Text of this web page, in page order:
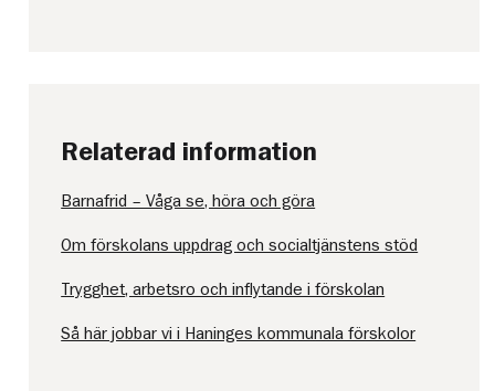
Relaterad information
Barnafrid – Våga se, höra och göra
Om förskolans uppdrag och socialtjänstens stöd
Trygghet, arbetsro och inflytande i förskolan
Så här jobbar vi i Haninges kommunala förskolor